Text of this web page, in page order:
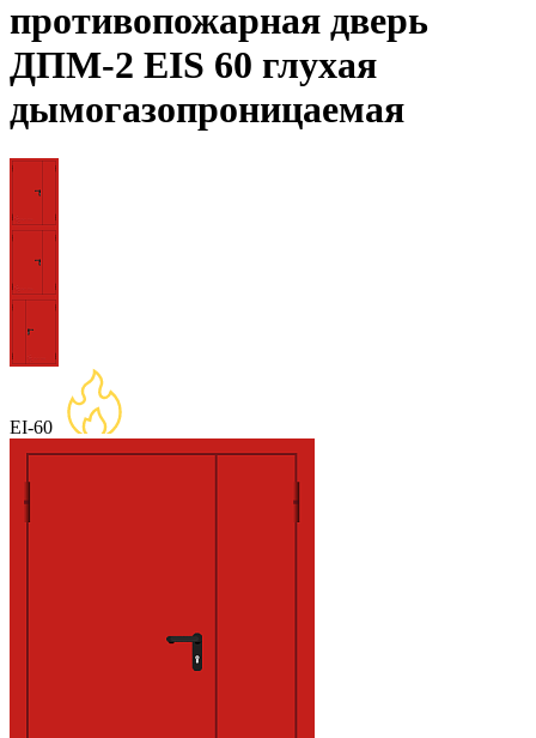
противопожарная дверь
ДПМ-2 EIS 60 глухая
дымогазопроницаемая
EI-60